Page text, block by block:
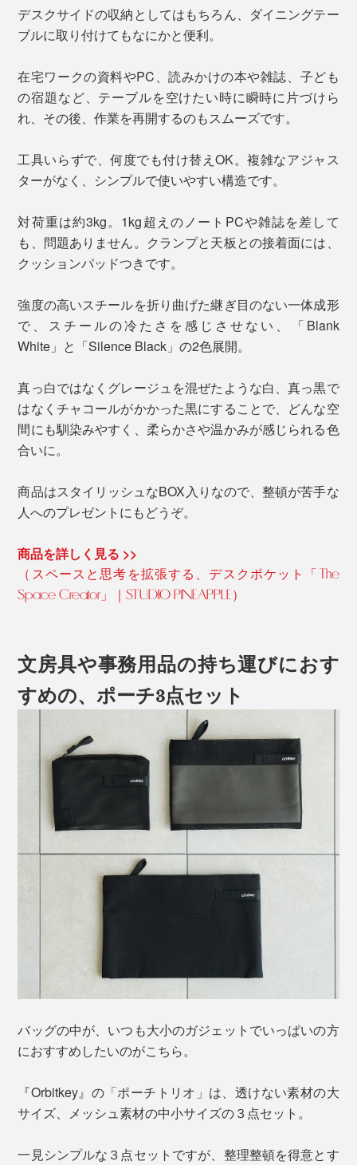
デスクサイドの収納としてはもちろん、ダイニングテー
ブルに取り付けてもなにかと便利。
在宅ワークの資料やPC、読みかけの本や雑誌、子ども
の宿題など、テーブルを空けたい時に瞬時に片づけら
れ、その後、作業を再開するのもスムーズです。
工具いらずで、何度でも付け替えOK。複雑なアジャス
ターがなく、シンプルで使いやすい構造です。
対荷重は約3kg。1kg超えのノートPCや雑誌を差して
も、問題ありません。クランプと天板との接着面には、
クッションパッドつきです。
強度の高いスチールを折り曲げた継ぎ目のない一体成形
で、スチールの冷たさを感じさせない、「Blank
White」と「Silence Black」の2色展開。
真っ白ではなくグレージュを混ぜたような白、真っ黒で
はなくチャコールがかかった黒にすることで、どんな空
間にも馴染みやすく、柔らかさや温かみが感じられる色
合いに。
商品はスタイリッシュなBOX入りなので、整頓が苦手な
人へのプレゼントにもどうぞ。
商品を詳しく見る >>
（スペースと思考を拡張する、デスクポケット「The
Space Creator」｜STUDIO PINEAPPLE）
文房具や事務用品の持ち運びにおす
すめの、ポーチ3点セット
バッグの中が、いつも大小のガジェットでいっぱいの方
におすすめしたいのがこちら。
『Orbitkey』の「ポーチトリオ」は、透けない素材の大
サイズ、メッシュ素材の中小サイズの３点セット。
一見シンプルな３点セットですが、整理整頓を得意とす